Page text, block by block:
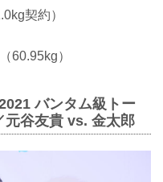
契約）
（60.95kg）
バンタム級トー
元谷友貴 vs. 金太郎